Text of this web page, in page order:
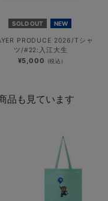
SOLD OUT NEW
PRODUCE 2026/Tシャ
ツ/#22:入江大生
¥5,000 (税込)
品も見ています